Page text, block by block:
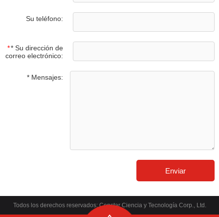
Su teléfono:
** Su dirección de
correo electrónico:
* Mensajes:
Todos los derechos reservados: Censtar Ciencia y Tecnología Corp., Ltd.